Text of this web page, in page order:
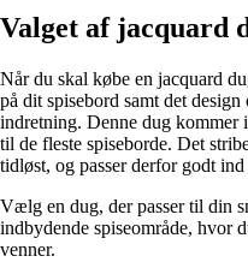
Valget af jacquard
Når du skal købe en jacquard
på dit spisebord samt det
indretning. Denne dug kommer
til de fleste spiseborde. Det
tidløst, og passer derfor godt
Vælg en dug, der passer til din
indbydende spiseområde, hvor
venner.